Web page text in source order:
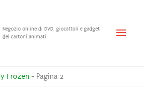
Negozio online di DVD, giocattoli e gadget
dei cartoni animati
Menu
Frozen - Pagina 2